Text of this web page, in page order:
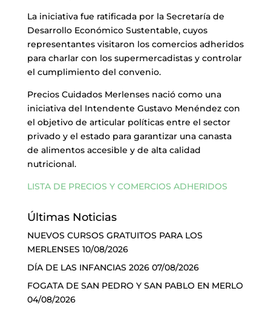
La iniciativa fue ratificada por la Secretaría de
Desarrollo Económico Sustentable, cuyos
representantes visitaron los comercios adheridos
para charlar con los supermercadistas y controlar
el cumplimiento del convenio.
Precios Cuidados Merlenses nació como una
iniciativa del Intendente Gustavo Menéndez con
el objetivo de articular políticas entre el sector
privado y el estado para garantizar una canasta
de alimentos accesible y de alta calidad
nutricional.
LISTA DE PRECIOS Y COMERCIOS ADHERIDOS
Últimas Noticias
NUEVOS CURSOS GRATUITOS PARA LOS
MERLENSES 10/08/2026
DÍA DE LAS INFANCIAS 2026 07/08/2026
FOGATA DE SAN PEDRO Y SAN PABLO EN MERLO
04/08/2026